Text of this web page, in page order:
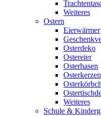
Weiteres
Ostern
Eierwärmer
Osterdeko
Ostereier
Osterhasen
Osterkerzen
Weiteres
Schule &